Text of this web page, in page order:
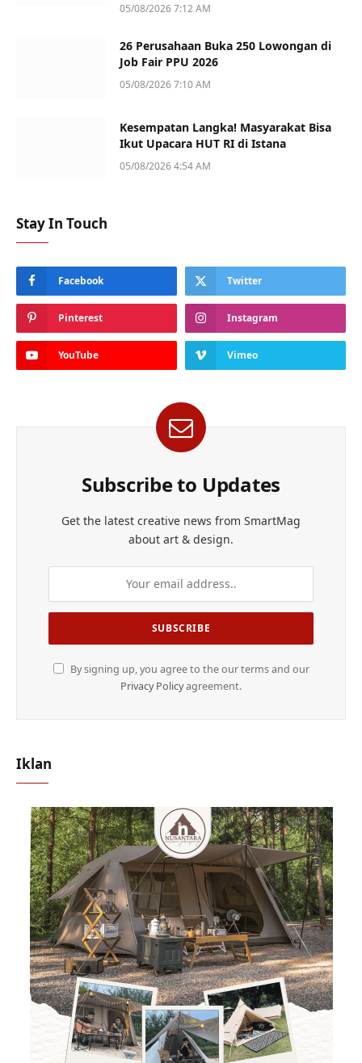
05/08/2026 7:12 AM
26 Perusahaan Buka 250 Lowongan di
Job Fair PPU 2026
05/08/2026 7:10 AM
Kesempatan Langka! Masyarakat Bisa
Ikut Upacara HUT RI di Istana
05/08/2026 4:54 AM
Stay In Touch
Facebook Twitter
Pinterest Instagram
YouTube Vimeo
Subscribe to Updates
Get the latest creative news from SmartMag
about art & design.
By signing up, you agree to the our terms and our
Privacy Policyagreement.
Iklan